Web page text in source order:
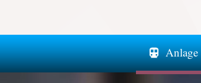
Anlage